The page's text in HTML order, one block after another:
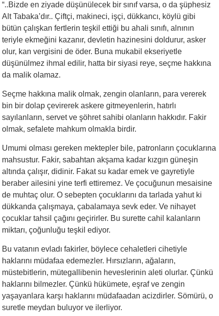
“..Bizde en ziyade düşünülecek bir sınıf varsa, o da şüphesiz
Alt Tabaka’dır.. Çiftçi, makineci, işçi, dükkancı, köylü gibi
bütün çalışkan fertlerin teşkil ettiği bu ahali sınıfı, alnının
teriyle ekmeğini kazanır, devletin hazinesini doldurur, asker
olur, kan vergisini de öder. Buna mukabil ekseriyetle
düşünülmez ihmal edilir, hatta bir siyasi reye, seçme hakkına
da malik olamaz.
Seçme hakkına malik olmak, zengin olanların, para vererek
bin bir dolap çevirerek askere gitmeyenlerin, hatırlı
sayılanların, servet ve şöhret sahibi olanların hakkıdır. Fakir
olmak, sefalete mahkum olmakla birdir.
Umumi olması gereken mektepler bile, patronların çocuklarına
mahsustur. Fakir, sabahtan akşama kadar kızgın güneşin
altında çalışır, didinir. Fakat su kadar emek ve gayretiyle
beraber ailesini yine terfi ettiremez. Ve çocuğunun mesaisine
de muhtaç olur. O sebepten çocuklarını da tarlada yahut ki
dükkanda çalışmaya, çabalamaya sevk eder. Ve nihayet
çocuklar tahsil çağını geçirirler. Bu surette cahil kalanların
miktarı, çoğunluğu teşkil ediyor.
Bu vatanın evladı fakirler, böylece cehaletleri cihetiyle
haklarını müdafaa edemezler. Hırsızların, ağaların,
müstebitlerin, mütegallibenin heveslerinin aleti olurlar. Çünkü
haklarını bilmezler. Çünkü hükümete, eşraf ve zengin
yaşayanlara karşı haklarını müdafaadan acizdirler. Sömürü, o
suretle meydan buluyor ve ilerliyor.